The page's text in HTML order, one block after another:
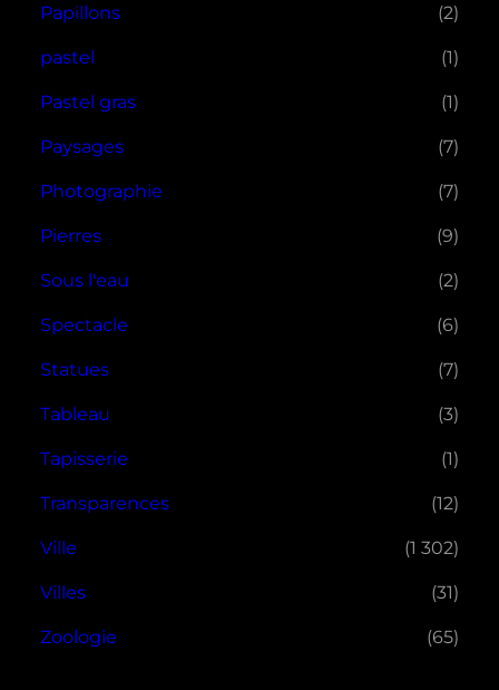
Papillons (2)
pastel (1)
Pastel gras (1)
Paysages (7)
Photographie (7)
Pierres (9)
Sous l'eau (2)
Spectacle (6)
Statues (7)
Tableau (3)
Tapisserie (1)
Transparences (12)
Ville (1 302)
Villes (31)
Zoologie (65)